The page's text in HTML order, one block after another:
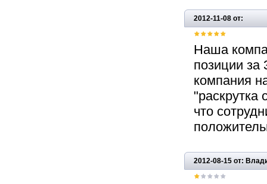
2012-11-08 от:
Наша
позиции
компания
"раскрутка
что
2012-08-15 от: